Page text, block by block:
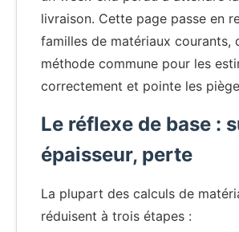
livraison. Cette page passe en
familles de matériaux courants,
méthode commune pour les
correctement et pointe les
Le réflexe de base :
épaisseur, perte
La plupart des calculs de
réduisent à trois étapes :